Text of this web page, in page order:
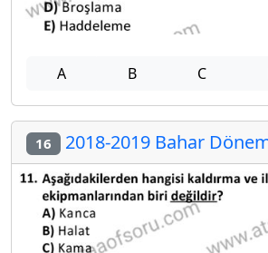
A B C
16 2018-2019 Bahar